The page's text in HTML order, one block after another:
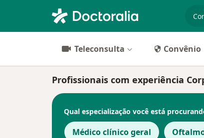
Teleconsulta Convênio
Profissionais com experiência
Qual especialização você está
Médico clínico geral